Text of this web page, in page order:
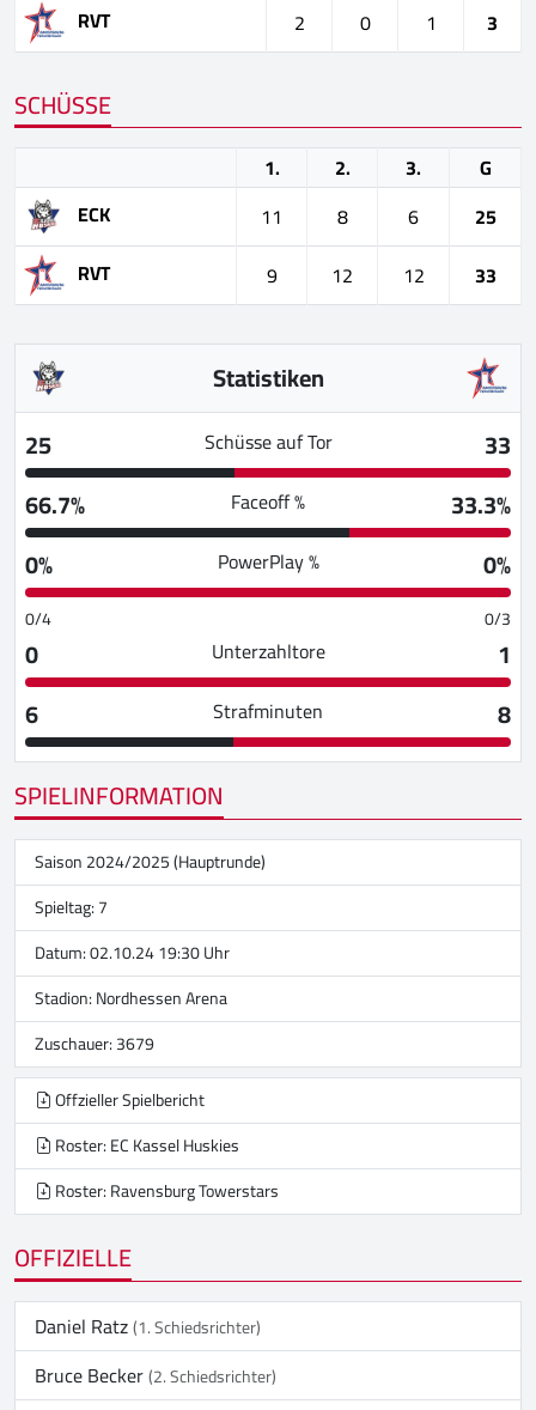
RVT
2 0 1 3
SCHÜSSE
1. 2. 3.
G
ECK
11 8 6
25
RVT
9 12 12 33
Statistiken
25
Schüsse auf Tor
33
66.7%
Faceoff %
33.3%
0%
PowerPlay % 0%
0/4 0/3
0 Unterzahltore
1
6
Strafminuten
8
SPIELINFORMATION
Saison 2024/2025 (Hauptrunde)
Spieltag: 7
Datum: 02.10.24 19:30 Uhr
Stadion:Nordhessen Arena
Zuschauer: 3679
Offzieller Spielbericht
Roster: EC Kassel Huskies
Roster: Ravensburg Towerstars
OFFIZIELLE
Daniel Ratz(1. Schiedsrichter)
Bruce Becker(2. Schiedsrichter)